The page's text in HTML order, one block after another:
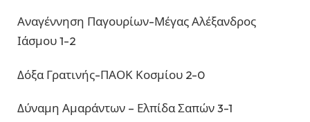
Αναγέννηση Παγουρίων-Μέγας Αλέξανδρος
Ιάσμου 1-2
Δόξα Γρατινής-ΠΑΟΚ Κοσμίου 2-0
Δύναμη Αμαράντων – Ελπίδα Σαπών 3-1